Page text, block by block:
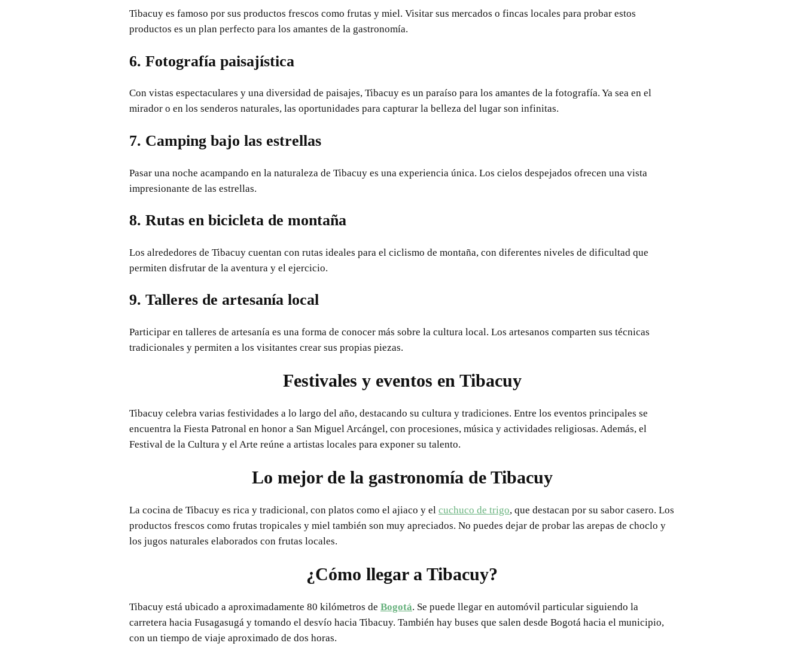
Tibacuy es famoso por sus productos frescos como frutas y miel. Visitar sus mercados o fincas locales para probar estos
productos es un plan perfecto para los amantes de la gastronomía.
6. Fotografía paisajística
Con vistas espectaculares y una diversidad de paisajes, Tibacuy es un paraíso para los amantes de la fotografía. Ya sea en el
mirador o en los senderos naturales, las oportunidades para capturar la belleza del lugar son infinitas.
7. Camping bajo las estrellas
Pasar una noche acampando en la naturaleza de Tibacuy es una experiencia única. Los cielos despejados ofrecen una vista
impresionante de las estrellas.
8. Rutas en bicicleta de montaña
Los alrededores de Tibacuy cuentan con rutas ideales para el ciclismo de montaña, con diferentes niveles de dificultad que
permiten disfrutar de la aventura y el ejercicio.
9. Talleres de artesanía local
Participar en talleres de artesanía es una forma de conocer más sobre la cultura local. Los artesanos comparten sus técnicas
tradicionales y permiten a los visitantes crear sus propias piezas.
Festivales y eventos en Tibacuy
Tibacuy celebra varias festividades a lo largo del año, destacando su cultura y tradiciones. Entre los eventos principales se
encuentra la Fiesta Patronal en honor a San Miguel Arcángel, con procesiones, música y actividades religiosas. Además, el
Festival de la Cultura y el Arte reúne a artistas locales para exponer su talento.
Lo mejor de la gastronomía de Tibacuy
La cocina de Tibacuy es rica y tradicional, con platos como el ajiaco y el cuchuco de trigo, que destacan por su sabor casero. Los
productos frescos como frutas tropicales y miel también son muy apreciados. No puedes dejar de probar las arepas de choclo y
los jugos naturales elaborados con frutas locales.
¿Cómo llegar a Tibacuy?
Tibacuy está ubicado a aproximadamente 80 kilómetros de Bogotá. Se puede llegar en automóvil particular siguiendo la
carretera hacia Fusagasugá y tomando el desvío hacia Tibacuy. También hay buses que salen desde Bogotá hacia el municipio,
con un tiempo de viaje aproximado de dos horas.